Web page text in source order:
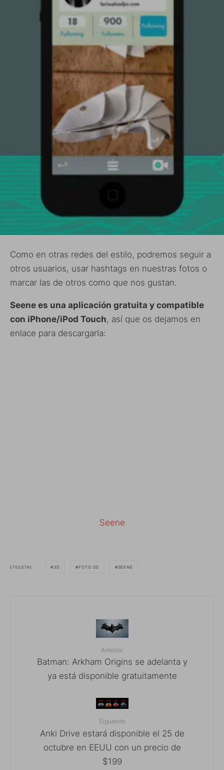
Como en otras redes del estilo, podremos seguir a
otros usuarios, usar hashtags en nuestras fotos o
marcar las de otros como que nos gustan.
Seene es una aplicación gratuita y compatible
con iPhone/iPod Touch, así que os dejamos en
enlace para descargarla:
Seene
ETIQUETAS 3D FOTO 3D SEENE
Anterior
Batman: Arkham Origins se adelanta y
ya está disponible gratuitamente
Siguiente
Anki Drive estará disponible el 25 de
octubre en EEUU con un precio de
$199